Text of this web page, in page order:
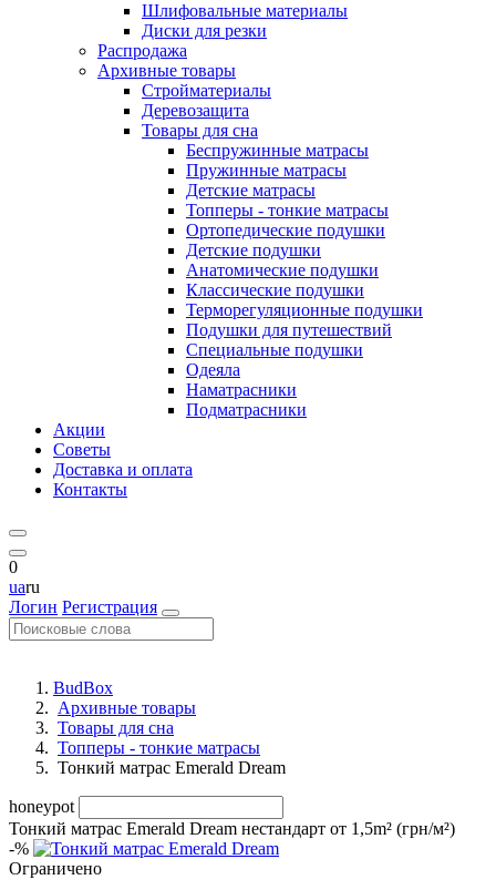
Шлифовальные материалы
Диски для резки
Распродажа
Архивные товары
Стройматериалы
Деревозащита
Товары для сна
Беспружинные матрасы
Пружинные матрасы
Детские матрасы
Топперы - тонкие матрасы
Ортопедические подушки
Детские подушки
Анатомические подушки
Классические подушки
Терморегуляционные подушки
Подушки для путешествий
Специальные подушки
Одеяла
Наматрасники
Подматрасники
Акции
Советы
Доставка и оплата
Контакты
0
uaru
Логин Регистрация
BudBox
Архивные товары
Товары для сна
Топперы - тонкие матрасы
Тонкий матрас Emerald Dream
honeypot
Тонкий матрас Emerald Dream нестандарт от 1,5m² (грн/м²)
-%
Ограничено